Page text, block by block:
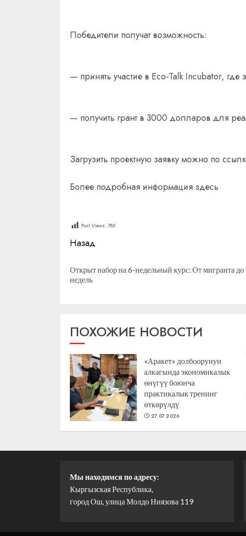
Победители получат возможность:
— принять участие в Eco-Talk Incubator, где
— получить грант в 3000 долларов для
Загрузить проектную заявку можно по
Более подробная информация здесь
Post Views: 785
Продолжить
Назад
Открыт набор на 6-недельный курс: От мигранта до
недель
ПОХОЖИЕ НОВОСТИ
«Аракет» долбоорунун
алкагында экономикалык
өнүгүү боюнча
практикалык тренинг
өткөрүлдү
27.07.2026
Мы находимся по адресу:
Кыргызская Республика,
город Ош, улица Молдо Ниязова 119